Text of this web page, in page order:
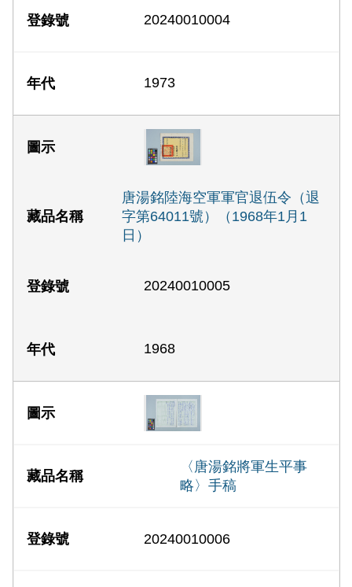
20240010004
1973
唐湯銘陸海空軍軍官退伍令（退
字第64011號）（1968年1月1
日）
20240010005
1968
〈唐湯銘將軍生平事
略〉手稿
20240010006